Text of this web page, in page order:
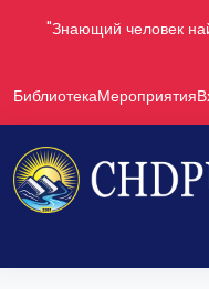
"Невежественный
БиблиотекаМероприятия